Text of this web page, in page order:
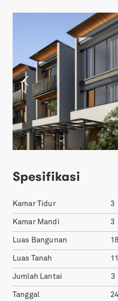
Spesifikasi
Kamar Tidur 3
Kamar Mandi 3
Luas Bangunan
Luas Tanah
Jumlah Lantai 3
Tanggal